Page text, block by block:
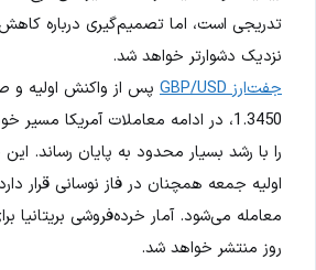
تدریجی است، اما تصمیم‌گیری درباره
نزدیک دشوارتر خواهد شد.
جفت‌ارز GBP/USD
پس از واکنش اولیه و
1.3450، در ادامه معاملات آمریکا
را با رشد بسیار محدود به پایان رساند.
معامله می‌شود. آمار خرده‌فروشی بریتانیا
روز منتشر خواهد شد.